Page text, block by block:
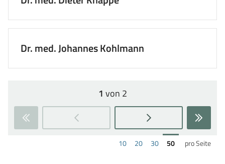
Dr. med. Johannes Kohlmann
Seite:
1 von 2
Zur
nächsten
Seite
Zur
letzten
Seite
10Ergebnisse
20Ergebnisse
30Ergebnisse
50Ergebnisse
pro Seite